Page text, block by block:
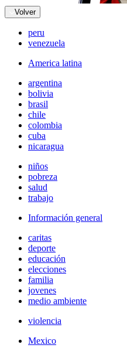
Volver
peru
venezuela
America latina
argentina
bolivia
brasil
chile
colombia
cuba
nicaragua
niños
pobreza
salud
trabajo
Información general
caritas
deporte
educación
elecciones
familia
jovenes
medio ambiente
violencia
Mexico